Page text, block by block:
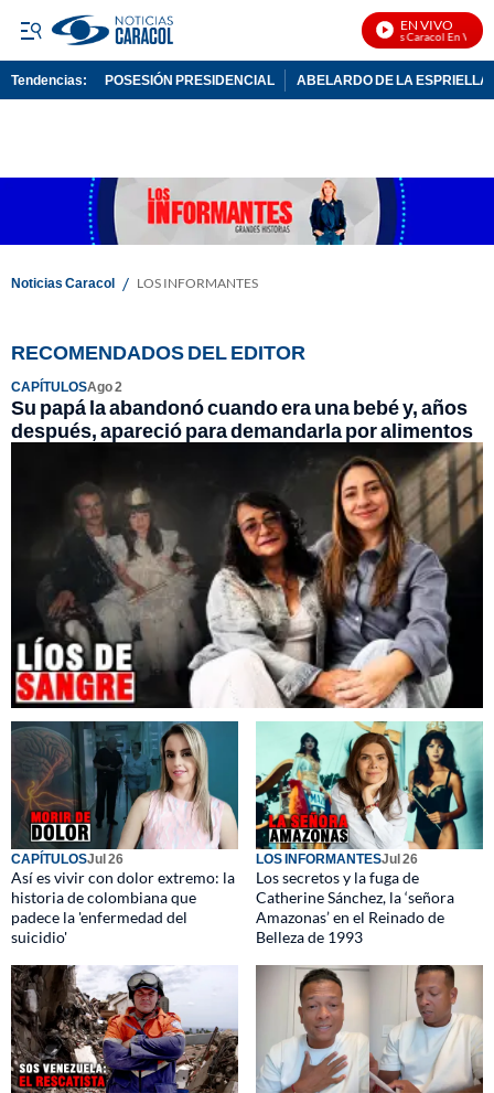
EN VIVO
Noticias Caracol En Vivo
Tendencias: POSESIÓN PRESIDENCIAL ABELARDO DE LA ESPRIELLA
Noticias Caracol / LOS INFORMANTES
RECOMENDADOS DEL EDITOR
CAPÍTULOSAgo 2
Su papá la abandonó cuando era una bebé y, años
después, apareció para demandarla por alimentos
CAPÍTULOSJul 26
Así es vivir con dolor extremo: la
historia de colombiana que
padece la 'enfermedad del
suicidio'
LOS INFORMANTESJul 26
Los secretos y la fuga de
Catherine Sánchez, la ‘señora
Amazonas’ en el Reinado de
Belleza de 1993